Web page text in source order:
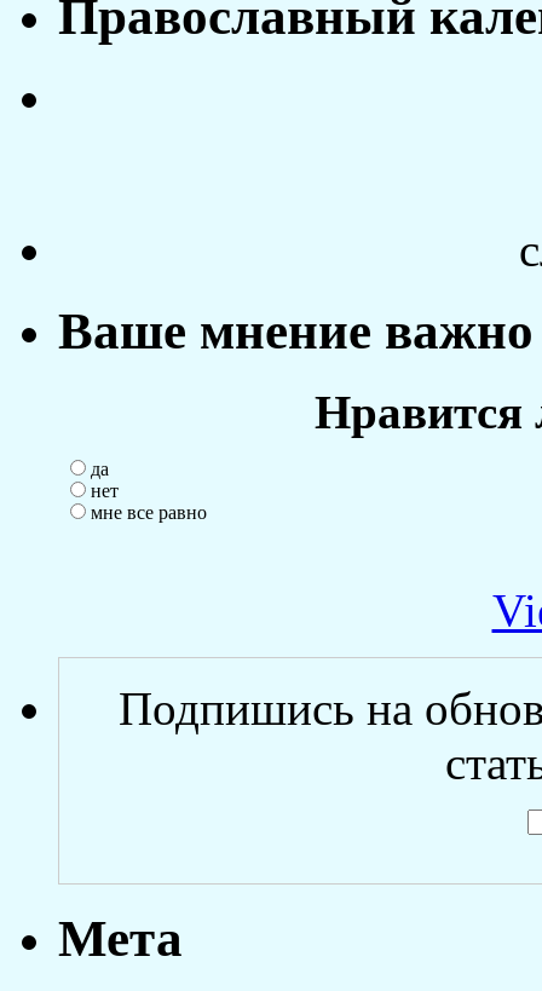
Православный
Ваше мнение важно
Нравится
да
нет
мне все равно
Подпишись на
Мета